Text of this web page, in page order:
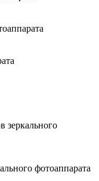
зеркального
фотоаппарата